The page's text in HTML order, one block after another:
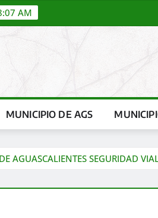
AM
MUNICIPIO DE AGS
AGUASCALIENTES SEGURIDAD